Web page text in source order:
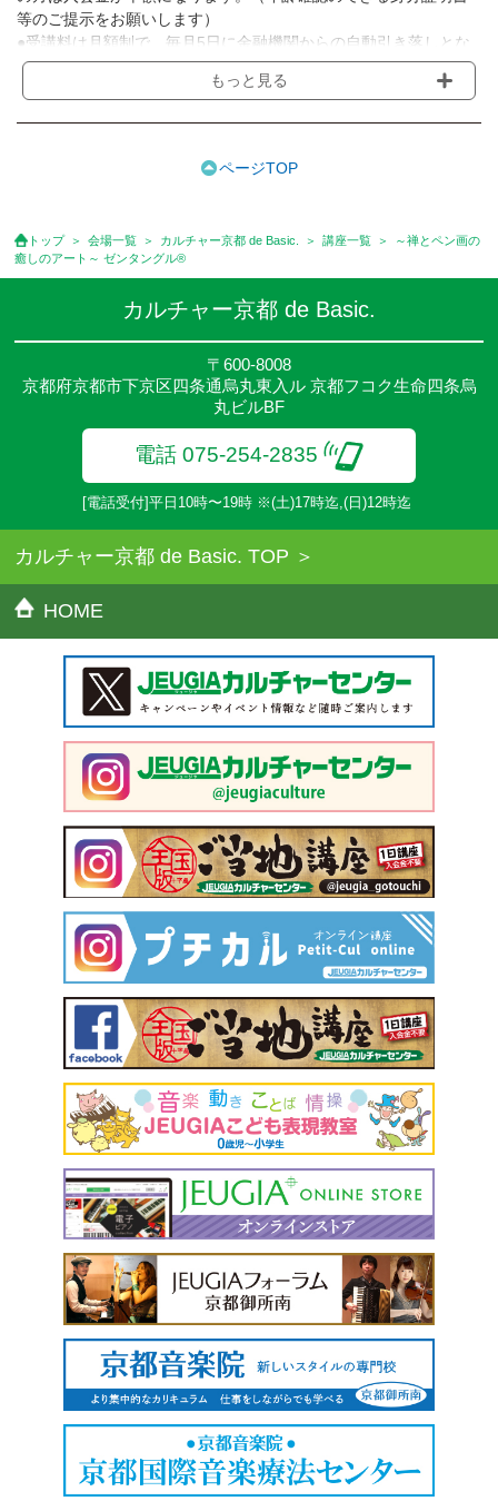
等のご提示をお願いします）
●受講料は月額制で、毎月5日に金融機関からの自動引き落しとな
ります。
※講座によってはお支払い方法が異なる場合がありますのでご確認
ております。また一部の講座では別途傷害保険料も含まれており
●資格認定講座の試験料・認定料などは別途要しますのでお問い合
せください。
●講座は、月4回(週1回),月3回,2回,1回,臨時講座いろいろあります
のでご確認ください。
●参加人数が一定に満たない場合、体験や講座開講を中止または延
●その他、詳しい内容については、ご入会時にご説明をさせていた
もっと見る
ページTOP
トップ 会場一覧 カルチャー京都 de Basic. 講座一覧
～禅とペン画の
癒しのアート～ ゼンタングル®
カルチャー京都 de Basic.
〒600-8008
京都府京都市下京区四条通烏丸東入ル 京都フコク生命四条烏
丸ビルBF
電話 075-254-2835
[電話受付]平日10時〜19時 ※(土)17時迄,(日)12時迄
カルチャー京都 de Basic. TOP
HOME